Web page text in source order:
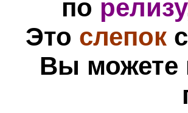
по релизу
Это слепок
Вы можете